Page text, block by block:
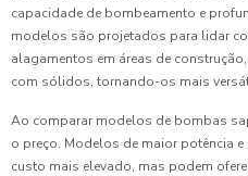
capacidade de bombeamento e
modelos são projetados para lidar
alagamentos em áreas de
com sólidos, tornando-os mais
Ao comparar modelos de bombas
o preço. Modelos de maior potência
custo mais elevado, mas podem